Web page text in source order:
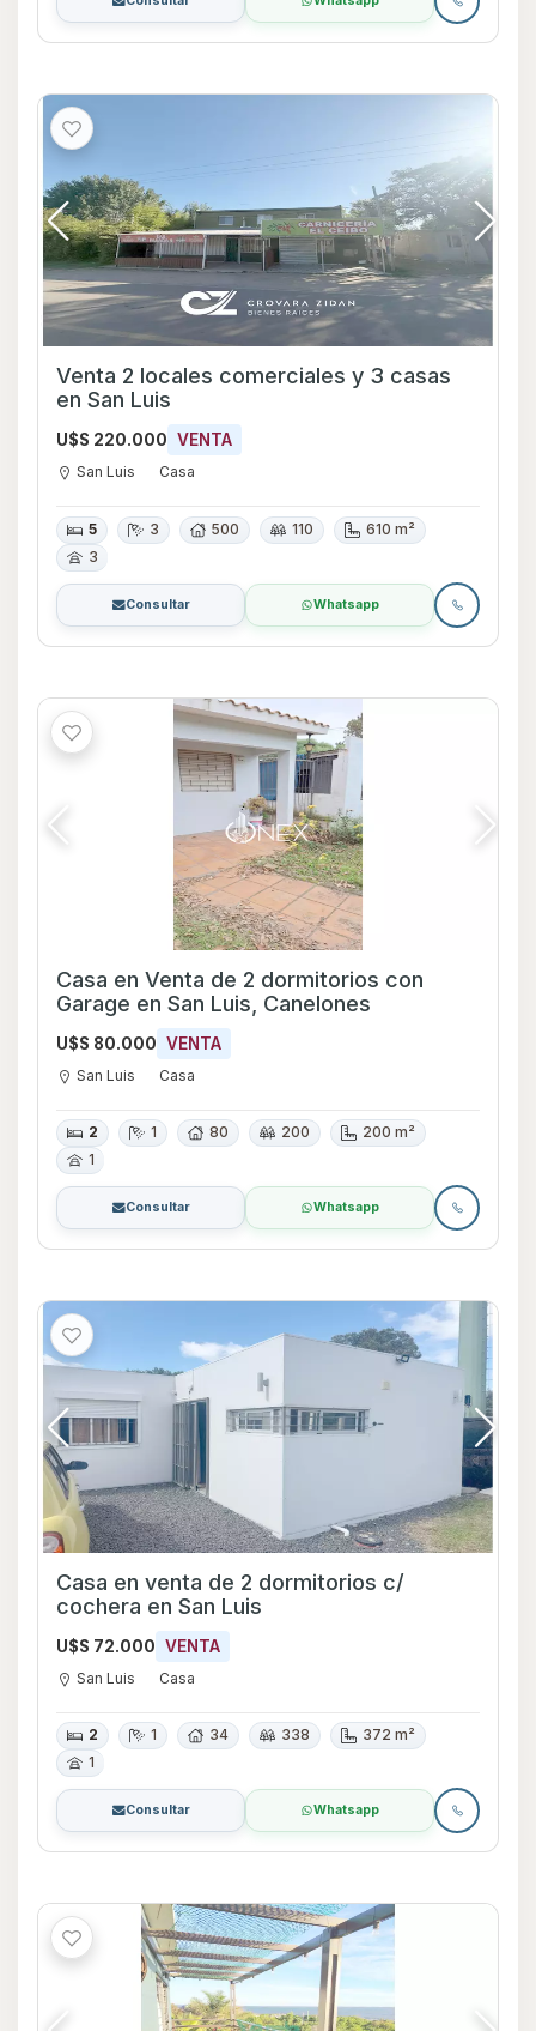
Venta 2 locales comerciales y 3 casas
en San Luis
U$S 220.000 VENTA
San Luis Casa
5 3 500 110
610 m²
3
Consultar Whatsapp
Casa en Venta de 2 dormitorios con
Garage en San Luis, Canelones
U$S 80.000 VENTA
San Luis Casa
2 1 80 200
200 m²
1
Consultar Whatsapp
Casa en venta de 2 dormitorios c/
cochera en San Luis
U$S 72.000 VENTA
San Luis Casa
2 1 34 338
372 m²
1
Consultar Whatsapp